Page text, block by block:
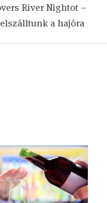
River Nightot –
a hajóra